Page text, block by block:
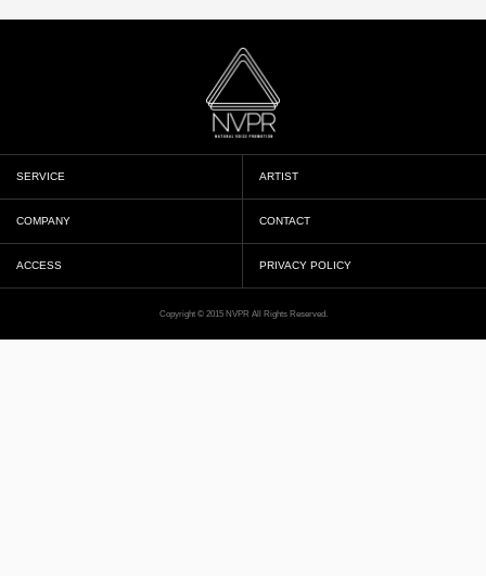
SERVICE ARTIST
COMPANY CONTACT
ACCESS PRIVACY POLICY
Copyright © 2015 NVPR All Rights Reserved.